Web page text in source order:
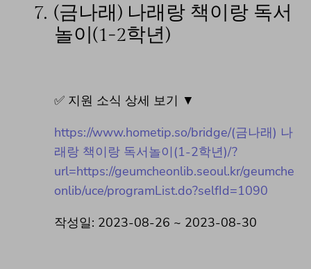
7. (금나래) 나래랑 책이랑 독서
놀이(1-2학년)
✅ 지원 소식 상세 보기 ▼
https://www.hometip.so/bridge/(금나래) 나
래랑 책이랑 독서놀이(1-2학년)/?
url=https://geumcheonlib.seoul.kr/geumche
onlib/uce/programList.do?selfId=1090
작성일: 2023-08-26 ~ 2023-08-30